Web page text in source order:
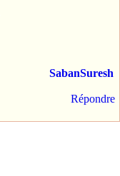
SabanSuresh
Répondre